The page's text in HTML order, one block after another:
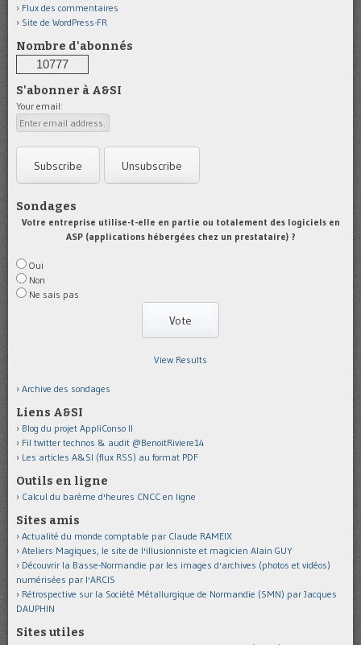
Flux des commentaires
Site de WordPress-FR
Nombre d'abonnés
10777
S'abonner à A&SI
Your email:
Sondages
Votre entreprise utilise-t-elle en partie ou totalement des logiciels en
ASP (applications hébergées chez un prestataire) ?
Oui
Non
Ne sais pas
View Results
Archive des sondages
Liens A&SI
Blog du projet AppliConso II
Fil twitter technos & audit @BenoitRiviere14
Les articles A&SI (flux RSS) au format PDF
Outils en ligne
Calcul du barème d'heures CNCC en ligne
Sites amis
Actualité du monde comptable par Claude RAMEIX
Ateliers Magiques, le site de l'illusionniste et magicien Alain GUY
Découvrir la Basse-Normandie par les images d'archives (photos et vidéos)
numérisées par l'ARCIS
Rétrospective sur la Société Métallurgique de Normandie (SMN) par Jacques
DAUPHIN
Sites utiles